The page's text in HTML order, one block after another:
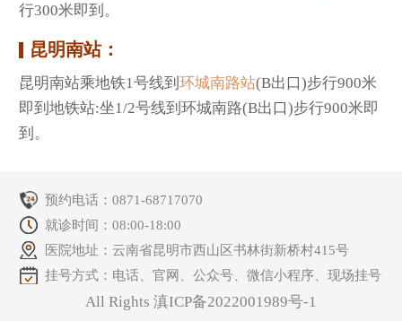
行300米即到。
昆明南站：
昆明南站乘地铁1号线到 环城南路站(B出口)步行900米
即到地铁站:坐1/2号线到环城南路(B出口)步行900米即
到。
预约电话：0871-68717070
就诊时间：08:00-18:00
医院地址：云南省昆明市西山区书林街新桥村415号
挂号方式：电话、官网、公众号、微信小程序、现场挂号
All Rights 滇ICP备2022001989号-1